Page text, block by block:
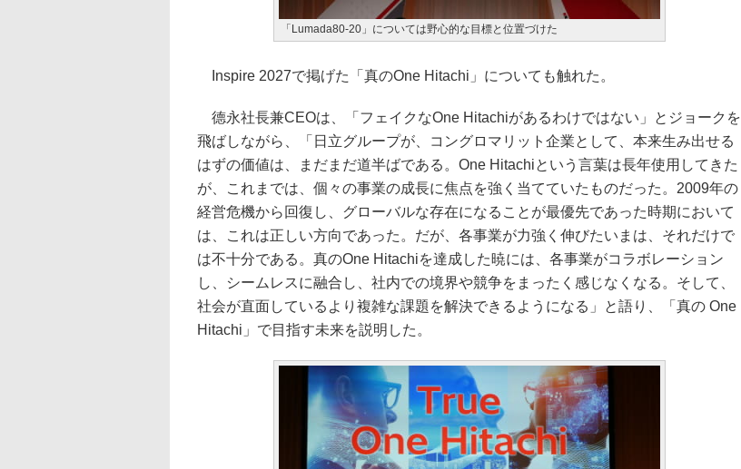
「Lumada80-20」については野心的な目標と位置づけた
Inspire 2027で掲げた「真のOne Hitachi」についても触れた。
德永社長兼CEOは、「フェイクなOne Hitachiがあるわけではない」とジョークを
飛ばしながら、「日立グループが、コングロマリット企業として、本来生み出せる
はずの価値は、まだまだ道半ばである。One Hitachiという言葉は長年使用してきた
が、これまでは、個々の事業の成長に焦点を強く当てていたものだった。2009年の
経営危機から回復し、グローバルな存在になることが最優先であった時期において
は、これは正しい方向であった。だが、各事業が力強く伸びたいまは、それだけで
は不十分である。真のOne Hitachiを達成した暁には、各事業がコラボレーション
し、シームレスに融合し、社内での境界や競争をまったく感じなくなる。そして、
社会が直面しているより複雑な課題を解決できるようになる」と語り、「真の One
Hitachi」で目指す未来を説明した。